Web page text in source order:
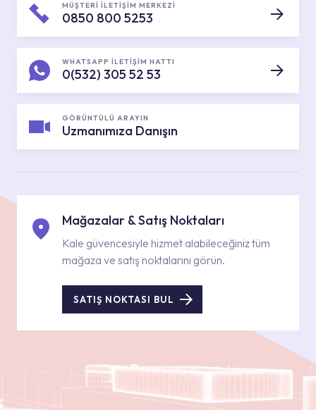
MÜŞTERİ İLETİŞİM MERKEZİ
0850 800 5253
WHATSAPP İLETİŞİM HATTI
0(532) 305 52 53
GÖRÜNTÜLÜ ARAYIN
Uzmanımıza Danışın
Mağazalar & Satış Noktaları
Kale güvencesiyle hizmet alabileceğiniz tüm
mağaza ve satış noktalarını görün.
SATIŞ NOKTASI BUL